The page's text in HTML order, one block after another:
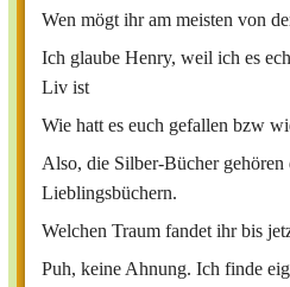
Wen mögt ihr am meisten von
Ich glaube Henry, weil ich es
Liv ist
Wie hatt es euch gefallen bzw
Also, die Silber-Bücher
Lieblingsbüchern.
Welchen Traum fandet ihr bis
Puh, keine Ahnung. Ich finde